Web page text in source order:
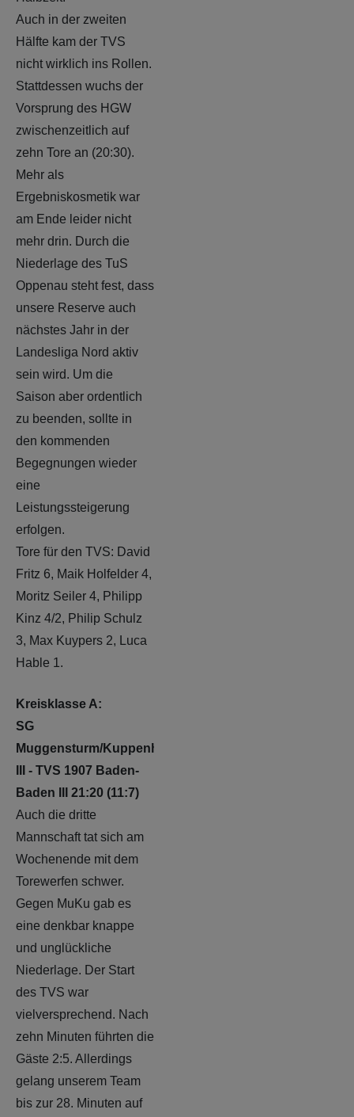
Auch in der zweiten
Hälfte kam der TVS
nicht wirklich ins Rollen.
Stattdessen wuchs der
Vorsprung des HGW
zwischenzeitlich auf
zehn Tore an (20:30).
Mehr als
Ergebniskosmetik war
am Ende leider nicht
mehr drin. Durch die
Niederlage des TuS
Oppenau steht fest, dass
unsere Reserve auch
nächstes Jahr in der
Landesliga Nord aktiv
sein wird. Um die
Saison aber ordentlich
zu beenden, sollte in
den kommenden
Begegnungen wieder
eine
Leistungssteigerung
erfolgen.
Tore für den TVS: David
Fritz 6, Maik Holfelder 4,
Moritz Seiler 4, Philipp
Kinz 4/2, Philip Schulz
3, Max Kuypers 2, Luca
Hable 1.
Kreisklasse A:
SG
Muggensturm/Kuppenheim
III - TVS 1907 Baden-
Baden III 21:20 (11:7)
Auch die dritte
Mannschaft tat sich am
Wochenende mit dem
Torewerfen schwer.
Gegen MuKu gab es
eine denkbar knappe
und unglückliche
Niederlage. Der Start
des TVS war
vielversprechend. Nach
zehn Minuten führten die
Gäste 2:5. Allerdings
gelang unserem Team
bis zur 28. Minuten auf